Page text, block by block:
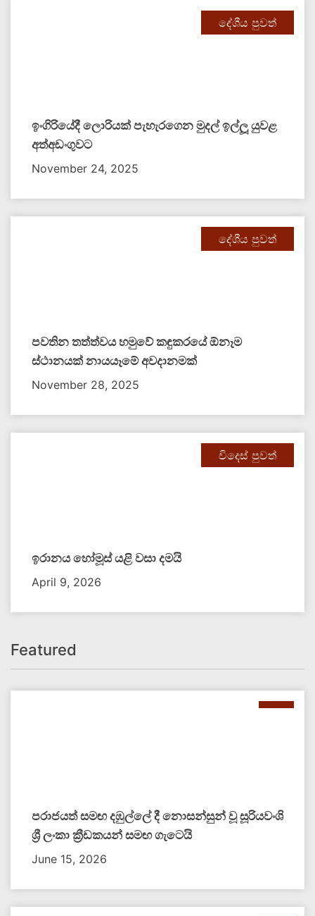
දේශීය පුවත්
ඉංගිරියේදී ලොරියක් පැහැරගෙන මුදල් ඉල්ලූ යුවළ
අත්අඩංගුවට
November 24, 2025
දේශීය පුවත්
පවතින තත්ත්වය හමුවේ කඳුකරයේ ඕනෑම
ස්ථානයක් නායයෑමේ අවදානමක්
November 28, 2025
විදෙස් පුවත්
ඉරානය හෝමූස් යළි වසා දමයි
April 9, 2026
Featured
පරාජයත් සමඟ දඹුල්ලේ දී නොසන්සුන් වූ සූරියවංශි
ශ්‍රී ලංකා ක්‍රීඩකයන් සමඟ ගැටෙයි
June 15, 2026